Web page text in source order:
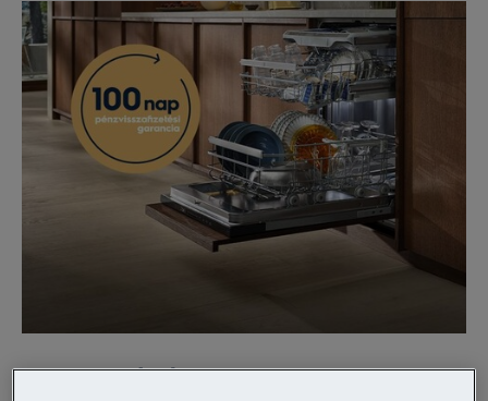
promóciókat, melyek keretében izgalmas ajándékot adunk új
készülékéhez a vásárlását követően, hogy a legtöbbet
hozhassa ki új Electrolux háztartási gépéből. Nézze meg
aktuális ajánlatainkat az egyes kategóriákban.
Mosogatógépek 100 napos